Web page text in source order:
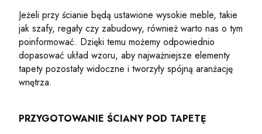
Jeżeli przy ścianie będą ustawione wysokie meble, takie
jak szafy, regały czy zabudowy, również warto nas o tym
poinformować. Dzięki temu możemy odpowiednio
dopasować układ wzoru, aby najważniejsze elementy
tapety pozostały widoczne i tworzyły spójną aranżację
wnętrza.
PRZYGOTOWANIE ŚCIANY POD TAPETĘ